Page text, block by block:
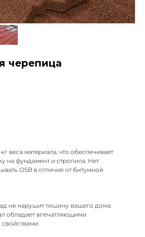
черепица
веса материала, что обеспечивает
на фундамент и стропила. Нет
OSB в отличие от битумной
не нарушит тишину вашего дома.
обладает впечатляющими